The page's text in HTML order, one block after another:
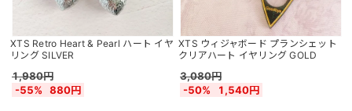
XTS Retro Heart & Pearl ハート イヤ
リング SILVER
1,980円
-55%
880円
XTS ウィジャボード プランシェット
クリアハート イヤリング GOLD
3,080円
-50%
1,540円